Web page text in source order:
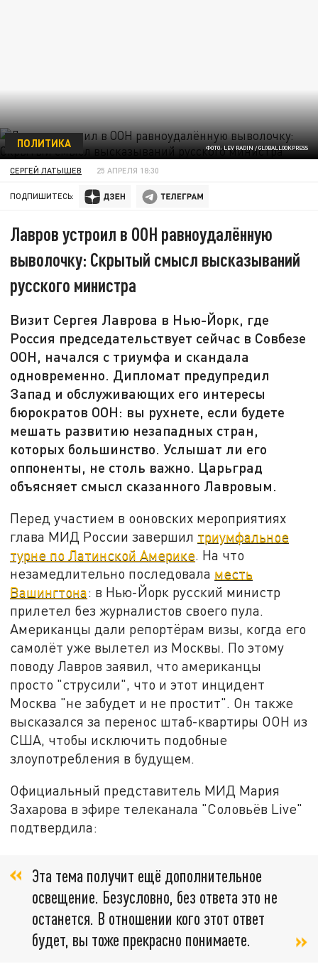
ФОТО: LEV RADIN / GLOBALLООKPRESS
ПОЛИТИКА
СЕРГЕЙ ЛАТЫШЕВ 25 АПРЕЛЯ 18:30
ПОДПИШИТЕСЬ:
Лавров устроил в ООН равноудалённую
выволочку: Скрытый смысл высказываний
русского министра
Визит Сергея Лаврова в Нью-Йорк, где
Россия председательствует сейчас в Совбезе
ООН, начался с триумфа и скандала
одновременно. Дипломат предупредил
Запад и обслуживающих его интересы
бюрократов ООН: вы рухнете, если будете
мешать развитию незападных стран,
которых большинство. Услышат ли его
оппоненты, не столь важно. Царьград
объясняет смысл сказанного Лавровым.
Перед участием в ооновских мероприятиях
глава МИД России завершил триумфальное
турне по Латинской Америке. На что
незамедлительно последовала месть
Вашингтона: в Нью-Йорк русский министр
прилетел без журналистов своего пула.
Американцы дали репортёрам визы, когда его
самолёт уже вылетел из Москвы. По этому
поводу Лавров заявил, что американцы
просто "струсили", что и этот инцидент
Москва "не забудет и не простит". Он также
высказался за перенос штаб-квартиры ООН из
США, чтобы исключить подобные
злоупотребления в будущем.
Официальный представитель МИД Мария
Захарова в эфире телеканала "Соловьёв Live"
подтвердила:
Эта тема получит ещё дополнительное
освещение. Безусловно, без ответа это не
останется. В отношении кого этот ответ
будет, вы тоже прекрасно понимаете.